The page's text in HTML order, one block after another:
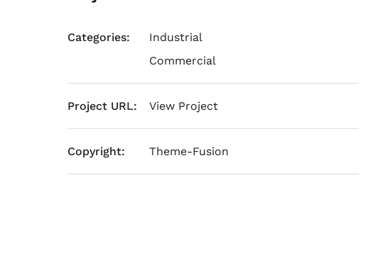
Categories:
Industrial
Commercial
Project URL: View Project
Copyright: Theme-Fusion